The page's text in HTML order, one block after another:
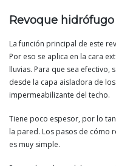
Revoque hidrófugo
La función principal de este
Por eso se aplica en la cara
lluvias. Para que sea
desde la capa aisladora de
impermeabilizante del techo.
Tiene poco espesor, por lo
la pared. Los pasos de cómo
es muy simple.